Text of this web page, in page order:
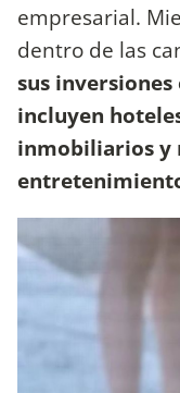
empresarial.
dentro de las
sus
incluyen
inmobiliarios y